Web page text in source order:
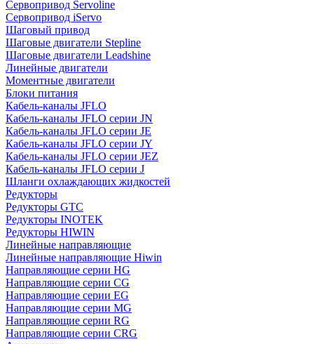
Сервопривод Servoline
Сервопривод iServo
Шаговый привод
Шаговые двигатели Stepline
Шаговые двигатели Leadshine
Линейные двигатели
Моментные двигатели
Блоки питания
Кабель-каналы JFLO
Кабель-каналы JFLO серии JN
Кабель-каналы JFLO серии JE
Кабель-каналы JFLO серии JY
Кабель-каналы JFLO серии JEZ
Кабель-каналы JFLO серии J
Шланги охлаждающих жидкостей
Редукторы
Редукторы GTC
Редукторы INOTEK
Редукторы HIWIN
Линейные направляющие
Линейные направляющие Hiwin
Направляющие серии HG
Направляющие серии CG
Направляющие серии EG
Направляющие серии MG
Направляющие серии RG
Направляющие серии CRG